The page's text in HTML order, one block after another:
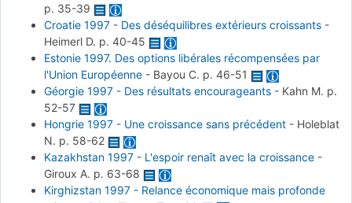
p. 35-39
Croatie 1997 - Des déséquilibres extérieurs croissants -
Heimerl D. p. 40-45
Estonie 1997. Des options libérales récompensées par
l'Union Européenne - Bayou C. p. 46-51
Géorgie 1997 - Des résultats encourageants - Kahn M. p.
52-57
Hongrie 1997 - Une croissance sans précédent - Holeblat
N. p. 58-62
Kazakhstan 1997 - L'espoir renaît avec la croissance -
Giroux A. p. 63-68
Kirghizstan 1997 - Relance économique mais profonde